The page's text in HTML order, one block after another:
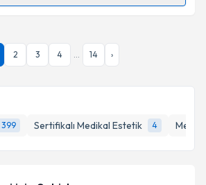
399 Sertifikalı Medikal Estetik 4
e-posta ile bilgilendireceğiz.
2 3 4 ... 14 ›